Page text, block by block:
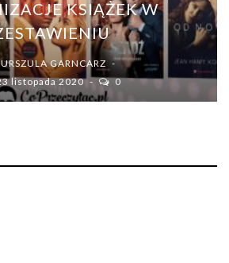
KSIĄŻEK W
URSZULA GARNCARZ
listopada 2020
0